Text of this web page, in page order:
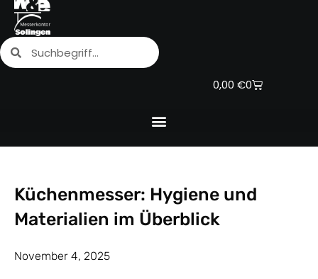
Zum
Inhalt
springen
SucheSuche
0,00 €0
Warenkorb
Küchenmesser: Hygiene und
Materialien im Überblick
November 4, 2025